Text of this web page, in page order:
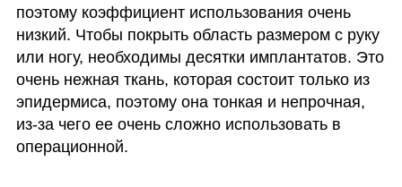
поэтому коэффициент использования очень
низкий. Чтобы покрыть область размером с руку
или ногу, необходимы десятки имплантатов. Это
очень нежная ткань, которая состоит только из
эпидермиса, поэтому она тонкая и непрочная,
из-за чего ее очень сложно использовать в
операционной.